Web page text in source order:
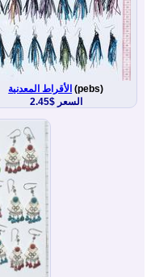
الأقراط المعدنية (pebs)
السعر $2.45